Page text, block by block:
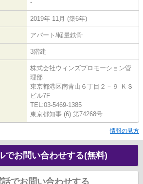
-
2019年 11月 (築6年)
アパート/軽量鉄骨
3階建
株式会社ウィンズプロモーション管
理部
東京都港区南青山６丁目２－９ ＫＳ
ビル7F
TEL:03-5469-1385
東京都知事 (6) 第74268号
情報の見方
でお問い合わせする(無料)
話でお問い合わせする